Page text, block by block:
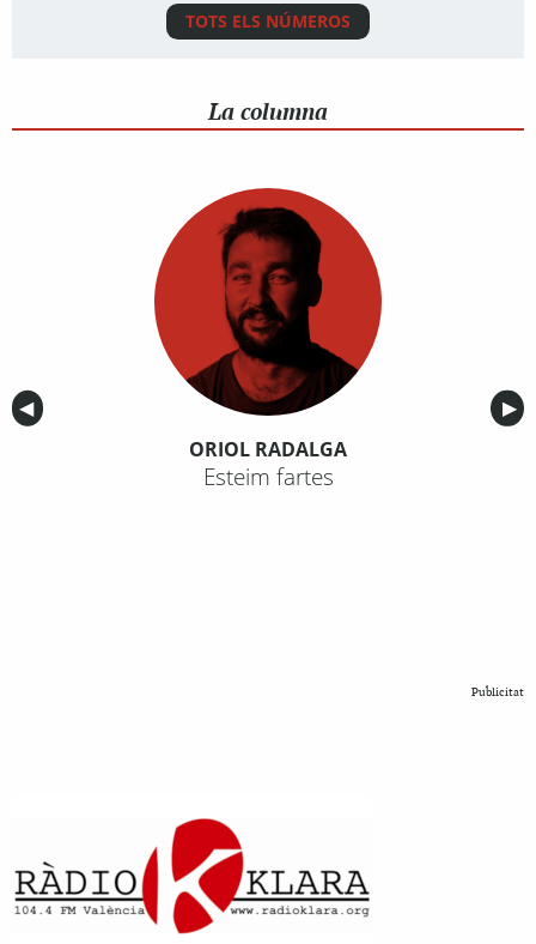
TOTS ELS NÚMEROS
La columna
Anterior
◀︎ ▶︎
ORIOL RADALGA
Esteim fartes
Publicitat